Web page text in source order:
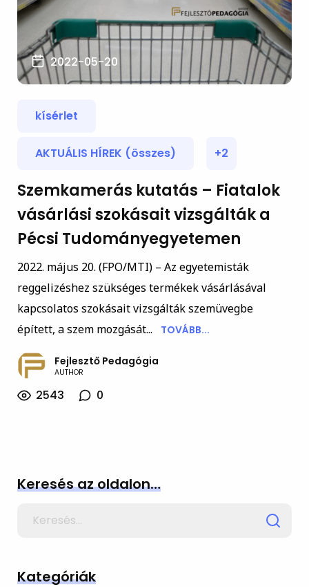
2022-05-20
kísérlet
AKTUÁLIS HÍREK (összes) +2
Szemkamerás kutatás – Fiatalok
vásárlási szokásait vizsgálták a
Pécsi Tudományegyetemen
2022. május 20. (FPO/MTI) – Az egyetemisták
reggelizéshez szükséges termékek vásárlásával
kapcsolatos szokásait vizsgálták szemüvegbe
épített, a szem mozgását...
TOVÁBB...
Fejlesztő Pedagógia
AUTHOR
2543 0
Keresés az oldalon…
Kategóriák